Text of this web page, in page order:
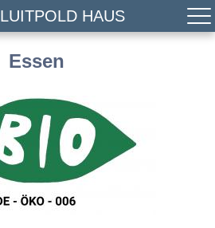
HAUS
Essen